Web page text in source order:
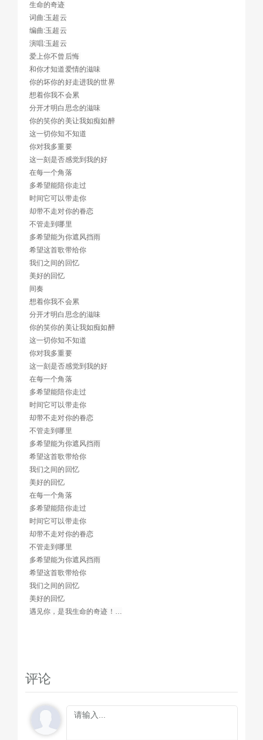
生命的奇迹
词曲:玉超云
编曲:玉超云
演唱:玉超云
爱上你不曾后悔
和你才知道爱情的滋味
你的坏你的好走进我的世界
想着你我不会累
分开才明白思念的滋味
你的笑你的美让我如痴如醉
这一切你知不知道
你对我多重要
这一刻是否感觉到我的好
在每一个角落
多希望能陪你走过
时间它可以带走你
却带不走对你的眷恋
不管走到哪里
多希望能为你遮风挡雨
希望这首歌带给你
我们之间的回忆
美好的回忆
间奏
想着你我不会累
分开才明白思念的滋味
你的笑你的美让我如痴如醉
这一切你知不知道
你对我多重要
这一刻是否感觉到我的好
在每一个角落
多希望能陪你走过
时间它可以带走你
却带不走对你的眷恋
不管走到哪里
多希望能为你遮风挡雨
希望这首歌带给你
我们之间的回忆
美好的回忆
在每一个角落
多希望能陪你走过
时间它可以带走你
却带不走对你的眷恋
不管走到哪里
多希望能为你遮风挡雨
希望这首歌带给你
我们之间的回忆
美好的回忆
遇见你，是我生命的奇迹！…
评论